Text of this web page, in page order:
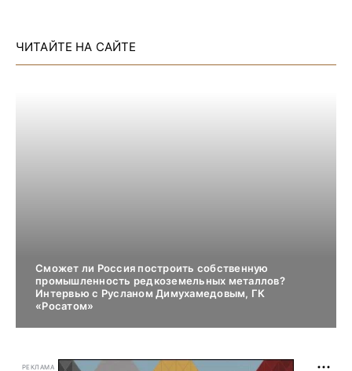
ЧИТАЙТЕ НА САЙТЕ
Сможет ли Россия построить собственную
промышленность редкоземельных металлов?
Интервью с Русланом Димухамедовым, ГК
«Росатом»
РЕКЛАМА